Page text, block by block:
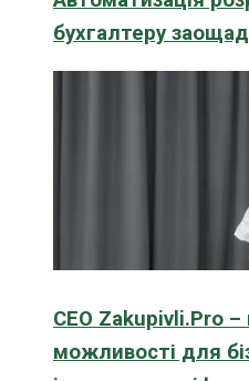
бухгалтеру
CEO Zakupivli.Pro –
можливості для